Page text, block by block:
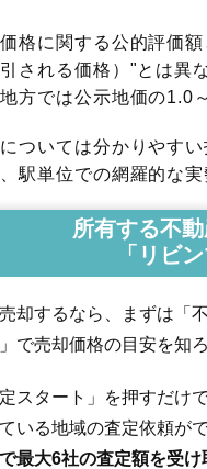
格に関する公的評価
引される価格）"とは
方では公示地価の1.0
ついては分かりやす
駅単位での網羅的な実
所有する不
「リビ
却するなら、まずは「
で売却価格の目安を知ろ
定スタート」を押すだけ
いる地域の査定依頼が
最大6社の査定額を受け